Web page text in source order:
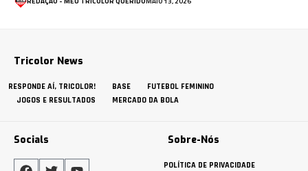
Tricolor News
RESPONDE AÍ, TRICOLOR! BASE
FUTEBOL FEMININO
JOGOS E RESULTADOS
MERCADO DA BOLA
Socials Sobre-Nós
POLÍTICA DE PRIVACIDADE